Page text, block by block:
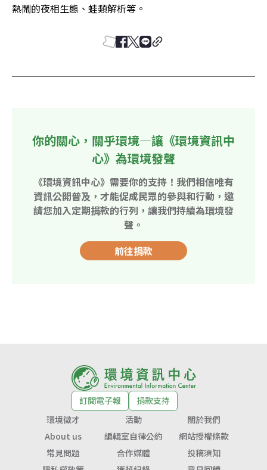
熱鬧的夜相生態、蛙類解析等。
你的關心，關乎環境—讓《環境資訊中
心》為環境發聲
《環境資訊中心》需要你的支持！我們相信唯有
資訊公開普及，才能促成民眾的參與和行動，邀
請您加入定期捐款的行列，讓我們持續為環境發
聲。
前往捐款
訂閱電子報
捐款支持
環境徵才
活動
關於我們
About us
編輯室自律公約
網站授權條款
常見問題
合作媒體
投稿須知